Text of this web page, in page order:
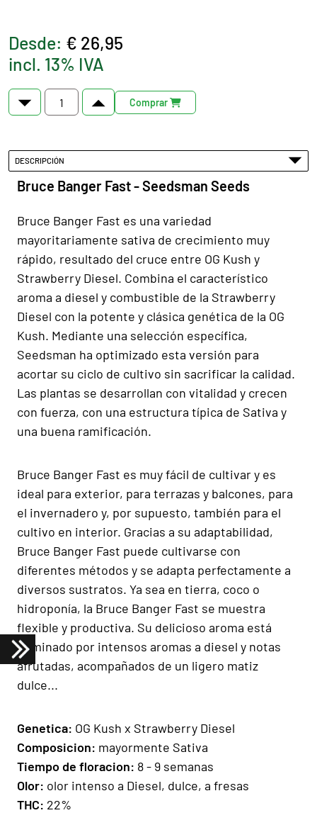
Desde: € 26,95
incl. 13% IVA
Comprar
DESCRIPCIÓN
Bruce Banger Fast - Seedsman Seeds
Bruce Banger Fast es una variedad
mayoritariamente sativa de crecimiento muy
rápido, resultado del cruce entre OG Kush y
Strawberry Diesel. Combina el característico
aroma a diesel y combustible de la Strawberry
Diesel con la potente y clásica genética de la OG
Kush. Mediante una selección específica,
Seedsman ha optimizado esta versión para
acortar su ciclo de cultivo sin sacrificar la calidad.
Las plantas se desarrollan con vitalidad y crecen
con fuerza, con una estructura típica de Sativa y
una buena ramificación.
Bruce Banger Fast es muy fácil de cultivar y es
ideal para exterior, para terrazas y balcones, para
el invernadero y, por supuesto, también para el
cultivo en interior. Gracias a su adaptabilidad,
Bruce Banger Fast puede cultivarse con
diferentes métodos y se adapta perfectamente a
diversos sustratos. Ya sea en tierra, coco o
hidroponía, la Bruce Banger Fast se muestra
flexible y productiva. Su delicioso aroma está
dominado por intensos aromas a diesel y notas
afrutadas, acompañados de un ligero matiz
dulce...
Genetica: OG Kush x Strawberry Diesel
Composicion: mayormente Sativa
Tiempo de floracion: 8 - 9 semanas
Olor: olor intenso a Diesel, dulce, a fresas
THC: 22%